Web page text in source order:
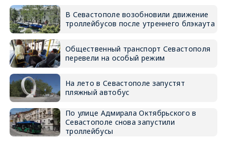
В Севастополе возобновили движение
троллейбусов после утреннего блэкаута
Общественный транспорт Севастополя
перевели на особый режим
На лето в Севастополе запустят
пляжный автобус
По улице Адмирала Октябрьского в
Севастополе снова запустили
троллейбусы